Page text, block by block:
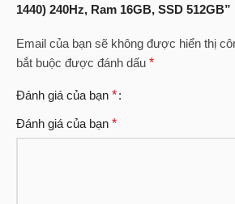
1440) 240Hz, Ram 16GB, SSD 512GB”
Email của bạn sẽ không được hiển thị
bắt buộc được đánh dấu *
Đánh giá của bạn *
Đánh giá của bạn *